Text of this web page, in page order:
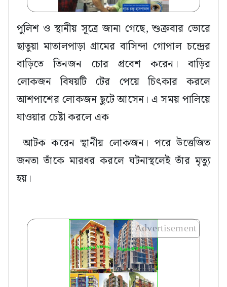
পুলিশ ও স্থানীয় সূত্রে জানা গেছে, শুক্রবার ভোরে
ছাতুয়া মাতালপাড়া গ্রামের বাসিন্দা গোপাল চন্দ্রের
বাড়িতে তিনজন চোর প্রবেশ করেন। বাড়ির
লোকজন বিষয়টি টের পেয়ে চিৎকার করলে
আশপাশের লোকজন ছুটে আসেন। এ সময় পালিয়ে
যাওয়ার চেষ্টা করলে এক
আটক করেন স্থানীয় লোকজন। পরে উত্তেজিত
জনতা তাঁকে মারধর করলে ঘটনাস্থলেই তাঁর মৃত্যু
হয়।
Advertisement